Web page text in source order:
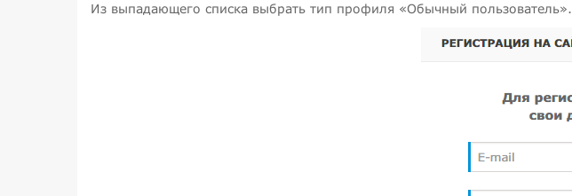
Из выпадающего списка выбрать тип профиля «Обычный пользователь».